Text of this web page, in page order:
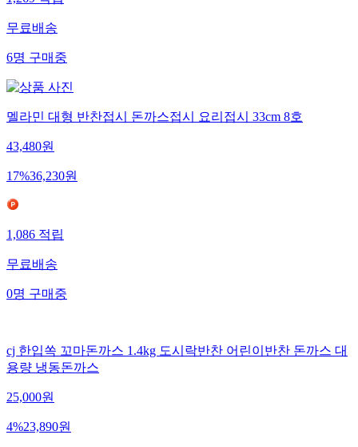
1,269적립
무료배송
6명구매중
멜라민 대형 반찬접시 돈까스접시 요리접시 33cm 8호
43,480원
17%36,230원
1,086적립
무료배송
0명구매중
cj 한입쏙 꼬마돈까스 1.4kg 도시락반찬 어린이반찬 돈까스 대
용량 냉동돈까스
25,000원
4%23,890원